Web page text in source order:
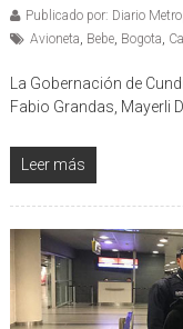
Publicado por: Diario
Avioneta, Bebe, Bogota,
La Gobernación de
Fabio Grandas, Mayerli
Leer más